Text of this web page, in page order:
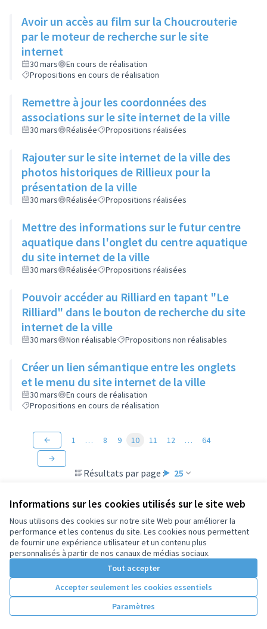
Informations sur les cookies utilisés sur le site web
Nous utilisons des cookies sur notre site Web pour améliorer la
performance et les contenus du site. Les cookies nous permettent
de fournir une expérience utilisateur et un contenu plus
personnalisés à partir de nos canaux de médias sociaux.
Tout accepter
Accepter seulement les cookies essentiels
Paramètres
Avoir un accès au film sur la Choucrouterie
par le moteur de recherche sur le site
internet
30 mars
En cours de réalisation
Propositions en cours de réalisation
Remettre à jour les coordonnées des
associations sur le site internet de la ville
30 mars Réalisée Propositions réalisées
Rajouter sur le site internet de la ville des
photos historiques de Rillieux pour la
présentation de la ville
30 mars Réalisée Propositions réalisées
Mettre des informations sur le futur centre
aquatique dans l'onglet du centre aquatique
du site internet de la ville
30 mars Réalisée Propositions réalisées
Pouvoir accéder au Rilliard en tapant "Le
Rilliard" dans le bouton de recherche du site
internet de la ville
30 mars Non réalisable Propositions non réalisables
Créer un lien sémantique entre les onglets
et le menu du site internet de la ville
30 mars
En cours de réalisation
Propositions en cours de réalisation
Résultats par page : 25
1 … 8 9 10 11 12 … 64
Conditions d'utilisation
Paramètres des cookies
(Lien externe)Open Source Politics
(Lien externe)
grâce au
Decidim
.
Licence
(Lien